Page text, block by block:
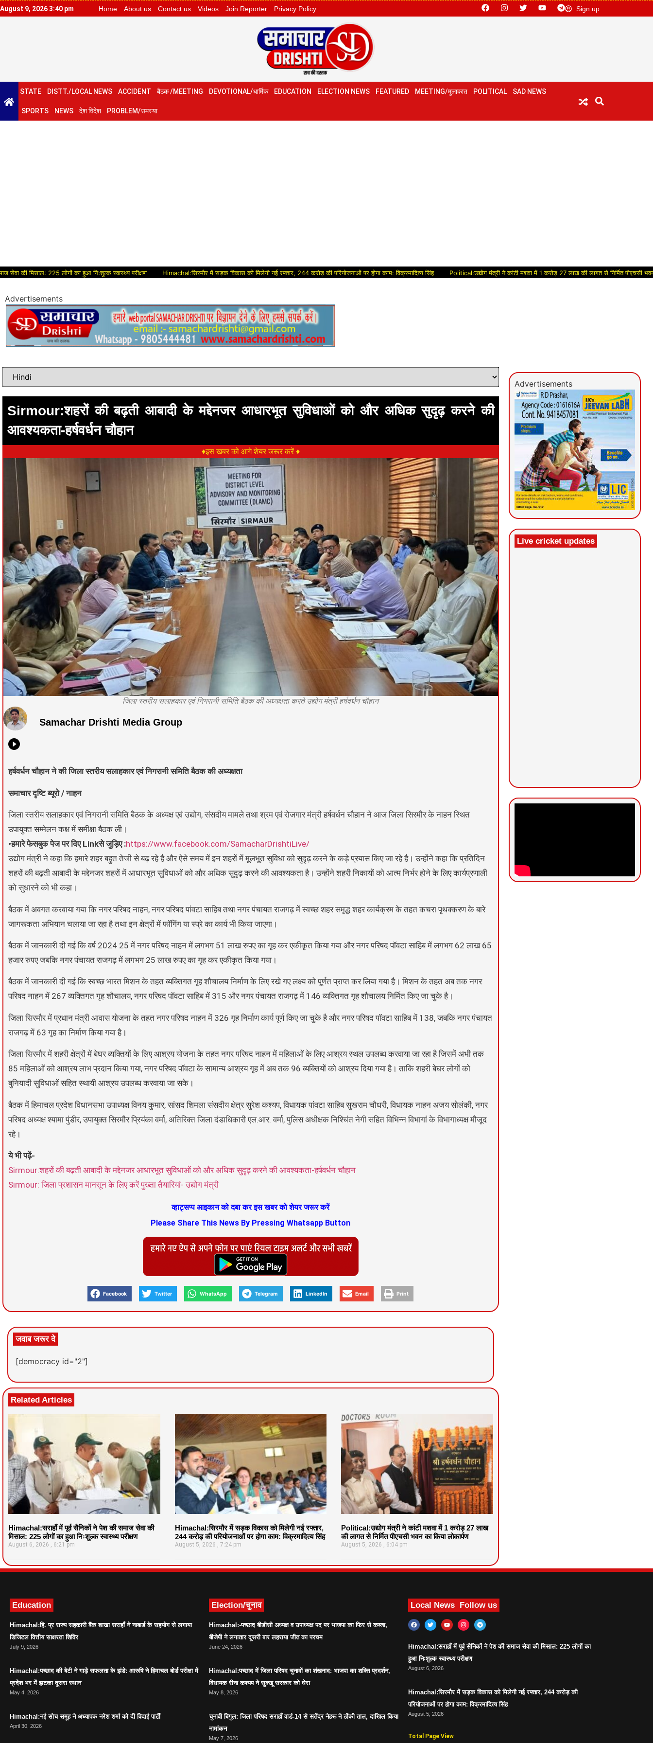
August 9, 2026 3:40 pm Home About us Contact us Videos Join Reporter Privacy Policy Sign up
STATE DISTT./LOCAL NEWS ACCIDENT बैठक /MEETING DEVOTIONAL/धार्मिक EDUCATION ELECTION NEWS FEATURED MEETING/मुलाकात POLITICAL SAD NEWS
SPORTS NEWS देश विदेश PROBLEM/समस्या
225 लोगों का हुआ निःशुल्क स्वास्थ्य परीक्षण Himachal:सिरमौर में सड़क विकास को मिलेगी नई रफ्तार, 244 करोड़ की परियोजनाओं पर होगा काम: विक्रमादित्य सिंह Political:उद्योग मंत्री ने कांटी मशवा में 1 करोड़ 27 लाख की लागत से निर्मित पीएचसी भवन का किया
Advertisements
Sirmour:शहरों की बढ़ती आबादी के मद्देनजर आधारभूत सुविधाओं को और अधिक सुदृढ़ करने की
आवश्यकता-हर्षवर्धन चौहान
♦इस खबर को आगे शेयर जरूर करें ♦
जिला स्तरीय सलाहकार एवं निगरानी समिति बैठक की अध्यक्षता करते उद्योग मंत्री हर्षवर्धन चौहान
Samachar Drishti Media Group
हर्षवर्धन चौहान ने की जिला स्तरीय सलाहकार एवं निगरानी समिति बैठक की अध्यक्षता
समाचार दृष्टि ब्यूरो / नाहन
जिला स्तरीय सलाहकार एवं निगरानी समिति बैठक के अध्यक्ष एवं उद्योग, संसदीय मामले तथा श्रम एवं रोजगार मंत्री हर्षवर्धन चौहान ने आज जिला सिरमौर के नाहन स्थित
उपायुक्त सम्मेलन कक्ष में समीक्षा बैठक ली।
•हमारे फेसबुक पेज पर दिए Linkसे जुड़िए :https://www.facebook.com/SamacharDrishtiLive/
उद्योग मंत्री ने कहा कि हमारे शहर बहुत तेजी से बढ़ रहे है और ऐसे समय में इन शहरों में मूलभूत सुविधा को सुदृढ़ करने के कड़े प्रयास किए जा रहे है। उन्होंने कहा कि प्रतिदिन
शहरों की बढ़ती आबादी के मद्देनजर शहरों में आधारभूत सुविधाओं को और अधिक सुदृढ़ करने की आवश्यकता है। उन्होंने शहरी निकायों को आत्म निर्भर होने के लिए कार्यप्रणाली
को सुधारने को भी कहा।
बैठक में अवगत करवाया गया कि नगर परिषद नाहन, नगर परिषद पांवटा साहिब तथा नगर पंचायत राजगढ़ में स्वच्छ शहर समृद्ध शहर कार्यक्रम के तहत कचरा पृथक्करण के बारे
जागरूकता अभियान चलाया जा रहा है तथा इन क्षेत्रों में फॉगिंग या स्प्रे का कार्य भी किया जाएगा।
बैठक में जानकारी दी गई कि वर्ष 2024 25 में नगर परिषद नाहन में लगभग 51 लाख रुपए का गृह कर एकीकृत किया गया और नगर परिषद पॉवटा साहिब में लगभग 62 लाख 65
हजार रुपए जबकि नगर पंचायत राजगढ़ में लगभग 25 लाख रुपए का गृह कर एकीकृत किया गया।
बैठक में जानकारी दी गई कि स्वच्छ भारत मिशन के तहत व्यक्तिगत गृह शौचालय निर्माण के लिए रखे गए लक्ष्य को पूर्णत प्राप्त कर लिया गया है। मिशन के तहत अब तक नगर
परिषद नाहन में 267 व्यक्तिगत गृह शौचालय, नगर परिषद पॉवटा साहिब में 315 और नगर पंचायत राजगढ़ में 146 व्यक्तिगत गृह शौचालय निर्मित किए जा चुके है।
जिला सिरमौर में प्रधान मंत्री आवास योजना के तहत नगर परिषद नाहन में 326 गृह निर्माण कार्य पूर्ण किए जा चुके है और नगर परिषद पॉवटा साहिब में 138, जबकि नगर पंचायत
राजगढ़ में 63 गृह का निर्माण किया गया है।
जिला सिरमौर में शहरी क्षेत्रों में बेघर व्यक्तियों के लिए आश्रय योजना के तहत नगर परिषद नाहन में महिलाओं के लिए आश्रय स्थल उपलब्ध करवाया जा रहा है जिसमें अभी तक
85 महिलाओं को आश्रय लाभ प्रदान किया गया, नगर परिषद पॉवटा के सामान्य आश्रय गृह में अब तक 96 व्यक्तियों को आश्रय दिया गया है। ताकि शहरी बेघर लोगों को
बुनियादी सुविधाओं सहित स्थायी आश्रय उपलब्ध करवाया जा सके।
बैठक में हिमाचल प्रदेश विधानसभा उपाध्यक्ष विनय कुमार, सांसद शिमला संसदीय क्षेत्र सुरेश कश्यप, विधायक पांवटा साहिब सुखराम चौधरी, विधायक नाहन अजय सोलंकी, नगर
परिषद अध्यक्ष श्यामा पुंडीर, उपायुक्त सिरमौर प्रियंका वर्मा, अतिरिक्त जिला दंडाधिकारी एल.आर. वर्मा, पुलिस अधीक्षक निश्चिंत नेगी सहित विभिन्न विभागां के विभागाध्यक्ष मौजूद
रहे।
ये भी पढ़ें-
Sirmour:शहरों की बढ़ती आबादी के मद्देनजर आधारभूत सुविधाओं को और अधिक सुदृढ़ करने की आवश्यकता-हर्षवर्धन चौहान
Sirmour: जिला प्रशासन मानसून के लिए करें पुख्ता तैयारियां- उद्योग मंत्री
व्हाट्सप्प आइकान को दबा कर इस खबर को शेयर जरूर करें
Please Share This News By Pressing Whatsapp Button
Facebook Twitter WhatsApp Telegram LinkedIn Email Print
जवाब जरूर दे
[democracy id="2"]
Related Articles
Himachal:सराहाँ में पूर्व सैनिकों ने पेश की समाज सेवा की
मिसाल: 225 लोगों का हुआ निःशुल्क स्वास्थ्य परीक्षण
August 6, 2026 6:21 pm
Himachal:सिरमौर में सड़क विकास को मिलेगी नई रफ्तार,
244 करोड़ की परियोजनाओं पर होगा काम: विक्रमादित्य सिंह
August 5, 2026 7:24 pm
Political:उद्योग मंत्री ने कांटी मशवा में 1 करोड़ 27 लाख
की लागत से निर्मित पीएचसी भवन का किया लोकार्पण
August 5, 2026 6:04 pm
Advertisements
Live cricket updates
Education
Himachal:हि. प्र राज्य सहकारी बैंक शाखा सराहाँ ने नाबार्ड के सहयोग से लगाया
डिजिटल वित्तीय साक्षरता शिविर
July 9, 2026
Himachal:पच्छाद की बेटी ने गाड़े सफलता के झंडे: आरुषि ने हिमाचल बोर्ड परीक्षा में
प्रदेश भर में झटका दूसरा स्थान
May 4, 2026
Himachal:नई सोच समूह ने अध्यापक नरेश शर्मा को दी विदाई पार्टी
April 30, 2026
Election/चुनाव
Himachal:-पच्छाद बीडीसी अध्यक्ष व उपाध्यक्ष पद पर भाजपा का फिर से कब्जा,
बीजेपी ने लगातार दूसरी बार लहराया जीत का परचम
June 24, 2026
Himachal:पच्छाद में जिला परिषद चुनावों का शंखनाद: भाजपा का शक्ति प्रदर्शन,
विधायक रीना कश्यप ने सुक्खू सरकार को घेरा
May 8, 2026
चुनावी बिगुल: जिला परिषद सराहाँ वार्ड-14 से सतेंद्र नेहरू ने ठोंकी ताल, दाखिल किया
नामांकन
May 7, 2026
Local News Follow us
Himachal:सराहाँ में पूर्व सैनिकों ने पेश की समाज सेवा की मिसाल: 225 लोगों का
हुआ निःशुल्क स्वास्थ्य परीक्षण
August 6, 2026
Himachal:सिरमौर में सड़क विकास को मिलेगी नई रफ्तार, 244 करोड़ की
परियोजनाओं पर होगा काम: विक्रमादित्य सिंह
August 5, 2026
Total Page View